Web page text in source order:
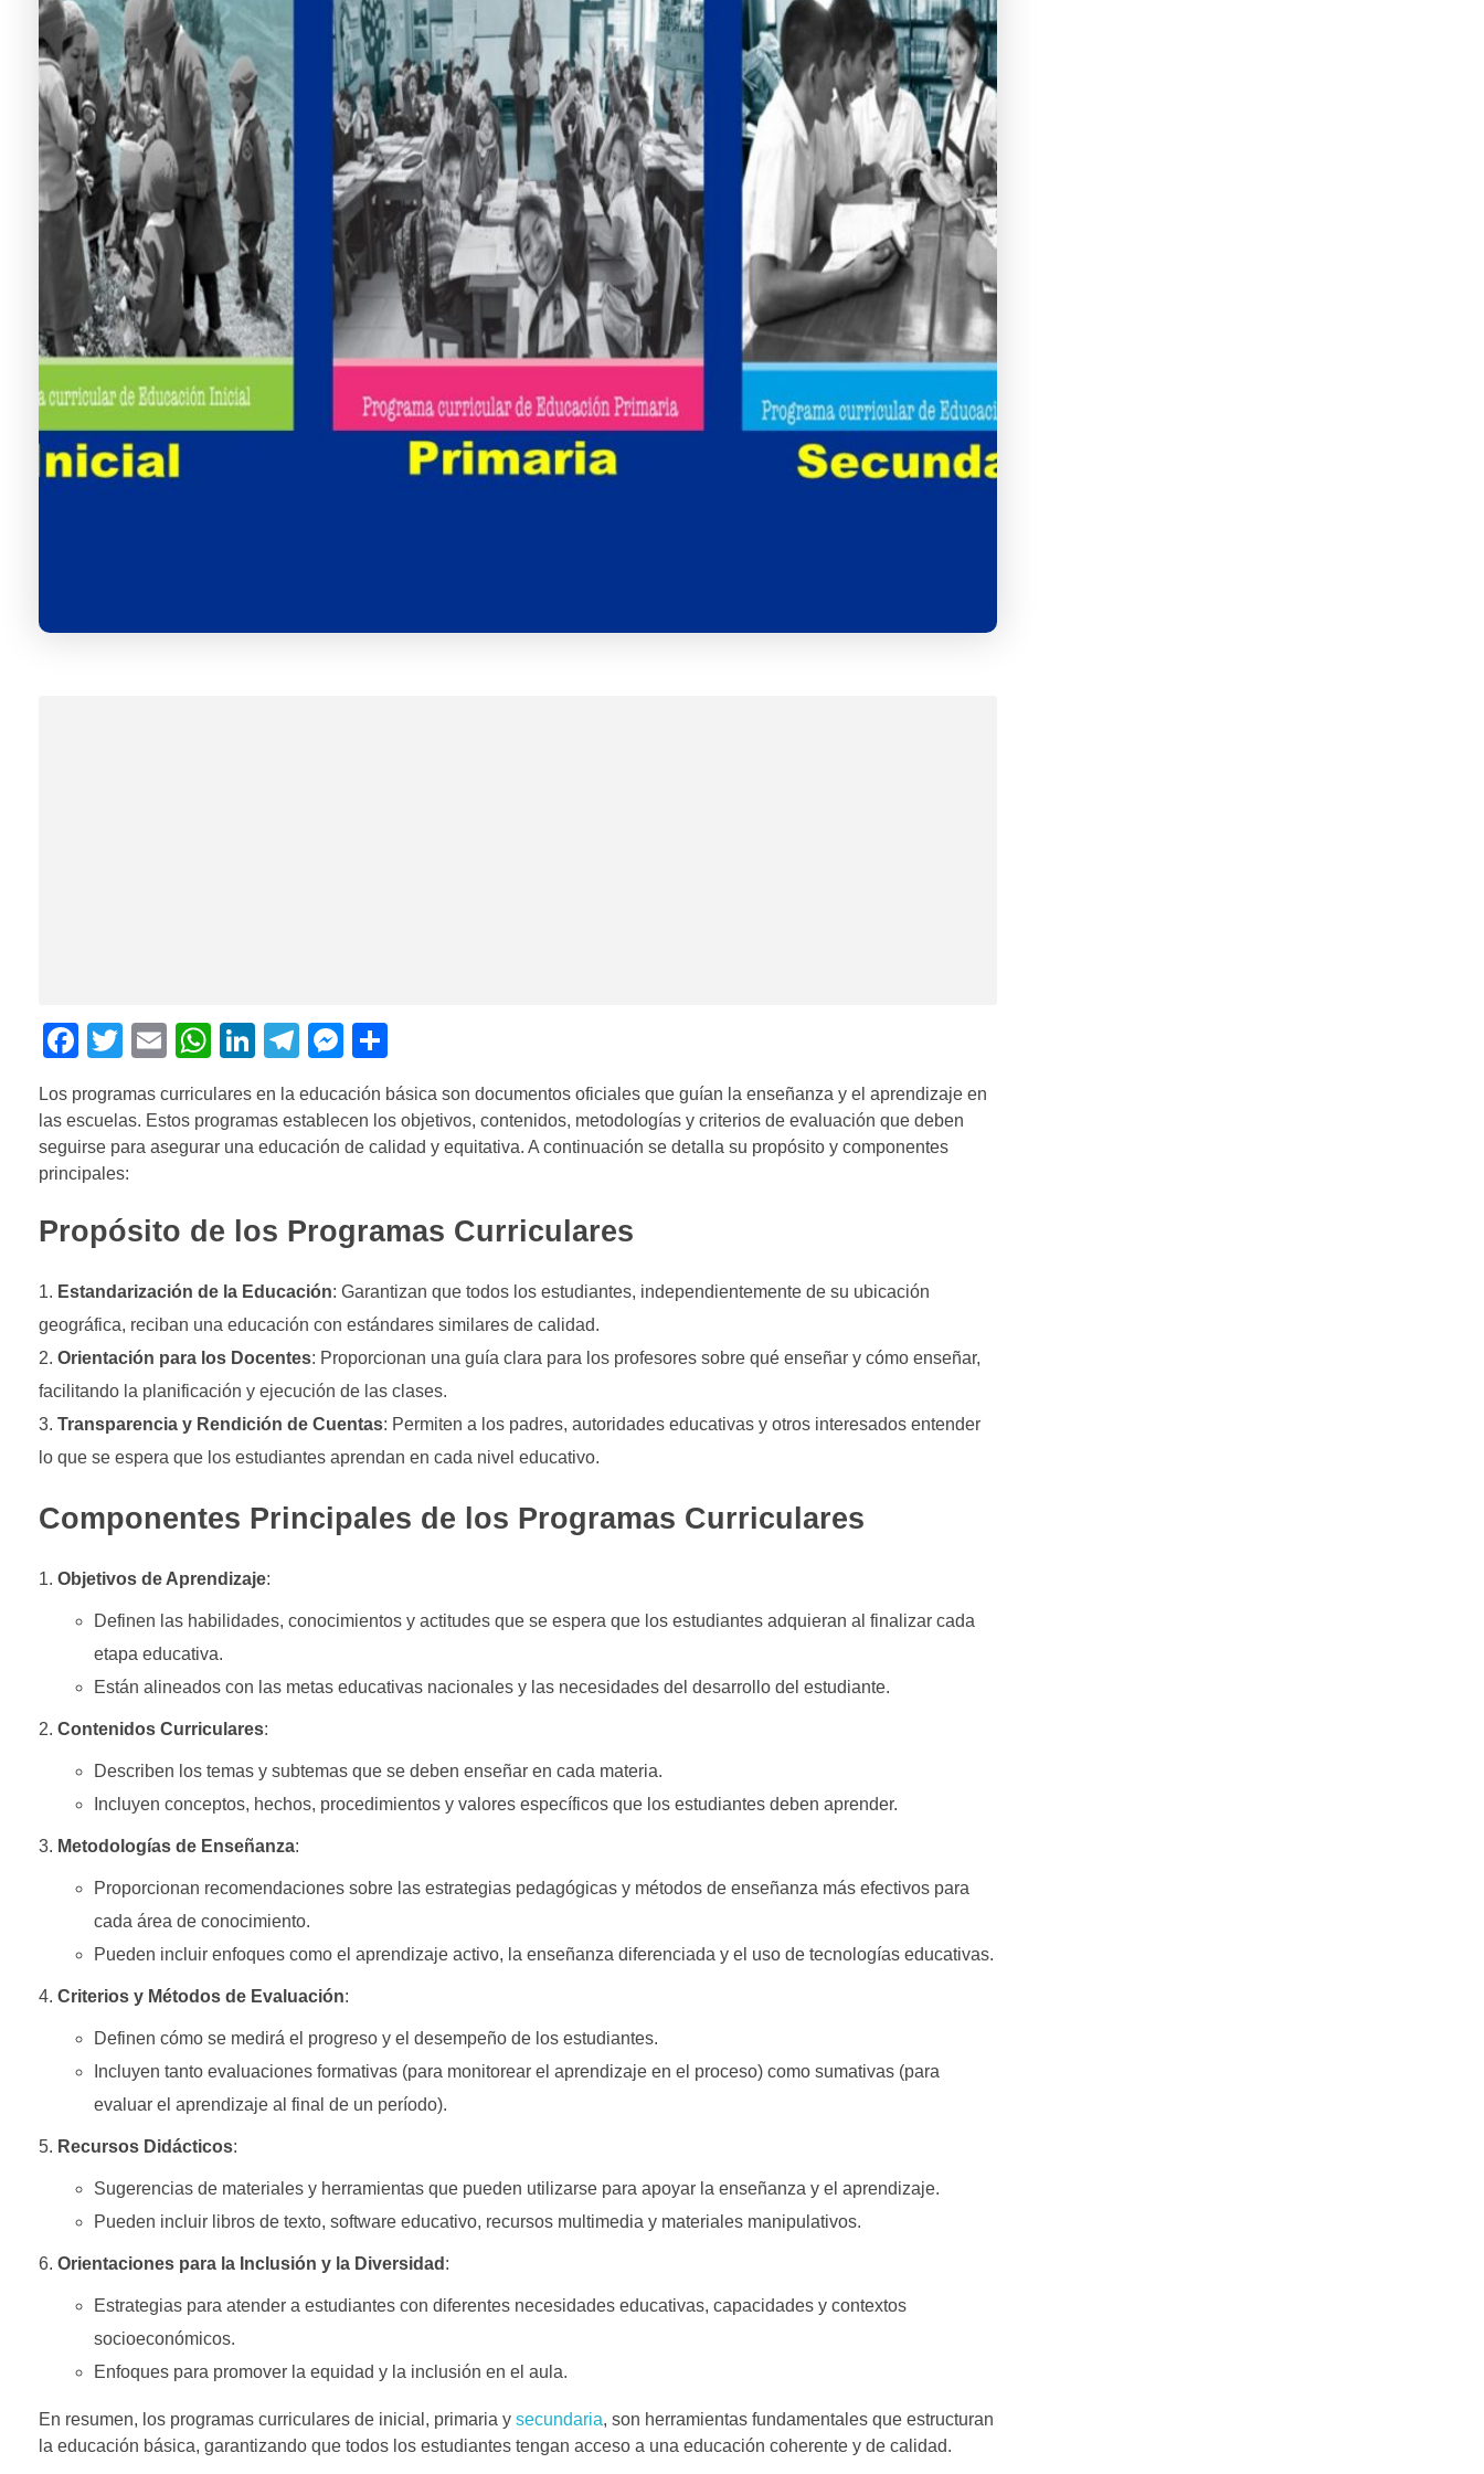
F
c
e
b
o
o
k
T
tt
er
E
ail
W
at
s
p
p
Li
k
e
n
T
e
gr
m
M
ss
e
g
er
o
m
p
tir
Los programas curriculares en la educación básica son documentos oficiales que guían la enseñanza y el aprendizaje en
las escuelas. Estos programas establecen los objetivos, contenidos, metodologías y criterios de evaluación que deben
seguirse para asegurar una educación de calidad y equitativa. A continuación se detalla su propósito y componentes
principales:
Propósito de los Programas Curriculares
Estandarización de la Educación: Garantizan que todos los estudiantes, independientemente de su ubicación
geográfica, reciban una educación con estándares similares de calidad.
Orientación para los Docentes: Proporcionan una guía clara para los profesores sobre qué enseñar y cómo enseñar,
facilitando la planificación y ejecución de las clases.
Transparencia y Rendición de Cuentas: Permiten a los padres, autoridades educativas y otros interesados entender
lo que se espera que los estudiantes aprendan en cada nivel educativo.
Componentes Principales de los Programas Curriculares
Objetivos de Aprendizaje:
Definen las habilidades, conocimientos y actitudes que se espera que los estudiantes adquieran al finalizar cada
etapa educativa.
Están alineados con las metas educativas nacionales y las necesidades del desarrollo del estudiante.
Contenidos Curriculares:
Describen los temas y subtemas que se deben enseñar en cada materia.
Incluyen conceptos, hechos, procedimientos y valores específicos que los estudiantes deben aprender.
Metodologías de Enseñanza:
Proporcionan recomendaciones sobre las estrategias pedagógicas y métodos de enseñanza más efectivos para
cada área de conocimiento.
Pueden incluir enfoques como el aprendizaje activo, la enseñanza diferenciada y el uso de tecnologías educativas.
Criterios y Métodos de Evaluación:
Definen cómo se medirá el progreso y el desempeño de los estudiantes.
Incluyen tanto evaluaciones formativas (para monitorear el aprendizaje en el proceso) como sumativas (para
evaluar el aprendizaje al final de un período).
Recursos Didácticos:
Sugerencias de materiales y herramientas que pueden utilizarse para apoyar la enseñanza y el aprendizaje.
Pueden incluir libros de texto, software educativo, recursos multimedia y materiales manipulativos.
Orientaciones para la Inclusión y la Diversidad :
Estrategias para atender a estudiantes con diferentes necesidades educativas, capacidades y contextos
socioeconómicos.
Enfoques para promover la equidad y la inclusión en el aula.
En resumen, los programas curriculares de inicial, primaria y secundaria, son herramientas fundamentales que estructuran
la educación básica, garantizando que todos los estudiantes tengan acceso a una educación coherente y de calidad.